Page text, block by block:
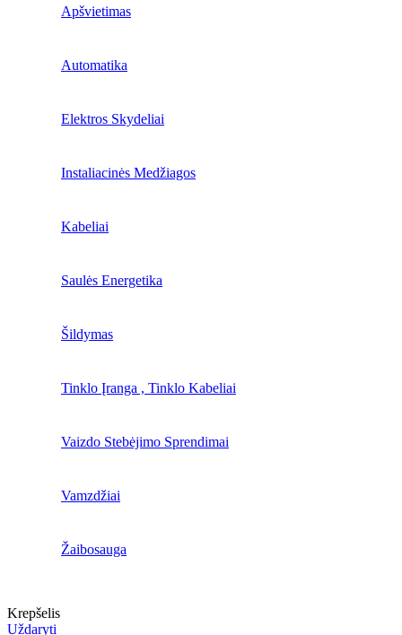
Apšvietimas
Automatika
Elektros Skydeliai
Instaliacinės Medžiagos
Kabeliai
Saulės Energetika
Šildymas
Tinklo Įranga , Tinklo Kabeliai
Vaizdo Stebėjimo Sprendimai
Vamzdžiai
Žaibosauga
Krepšelis
Uždaryti